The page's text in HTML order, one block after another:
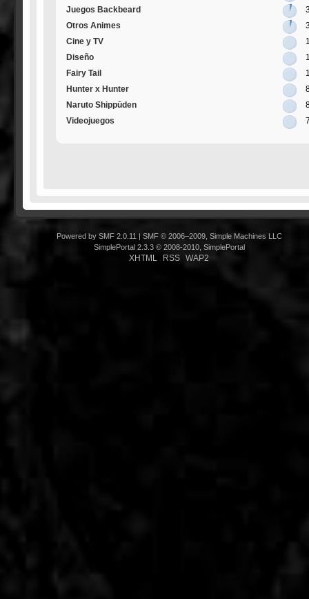
Juegos Backbeard
Otros Animes
Cine y TV
Diseño
Fairy Tail
Hunter x Hunter
Naruto Shippūden
Videojuegos
Powered by SMF 2.0.11
SMF © 2006–2009, Simple Machines LLC
SimplePortal 2.3.3 © 2008-2010, SimplePortal
XHTML RSS WAP2